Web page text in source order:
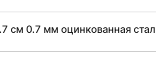
см 0.7 мм оцинкованная